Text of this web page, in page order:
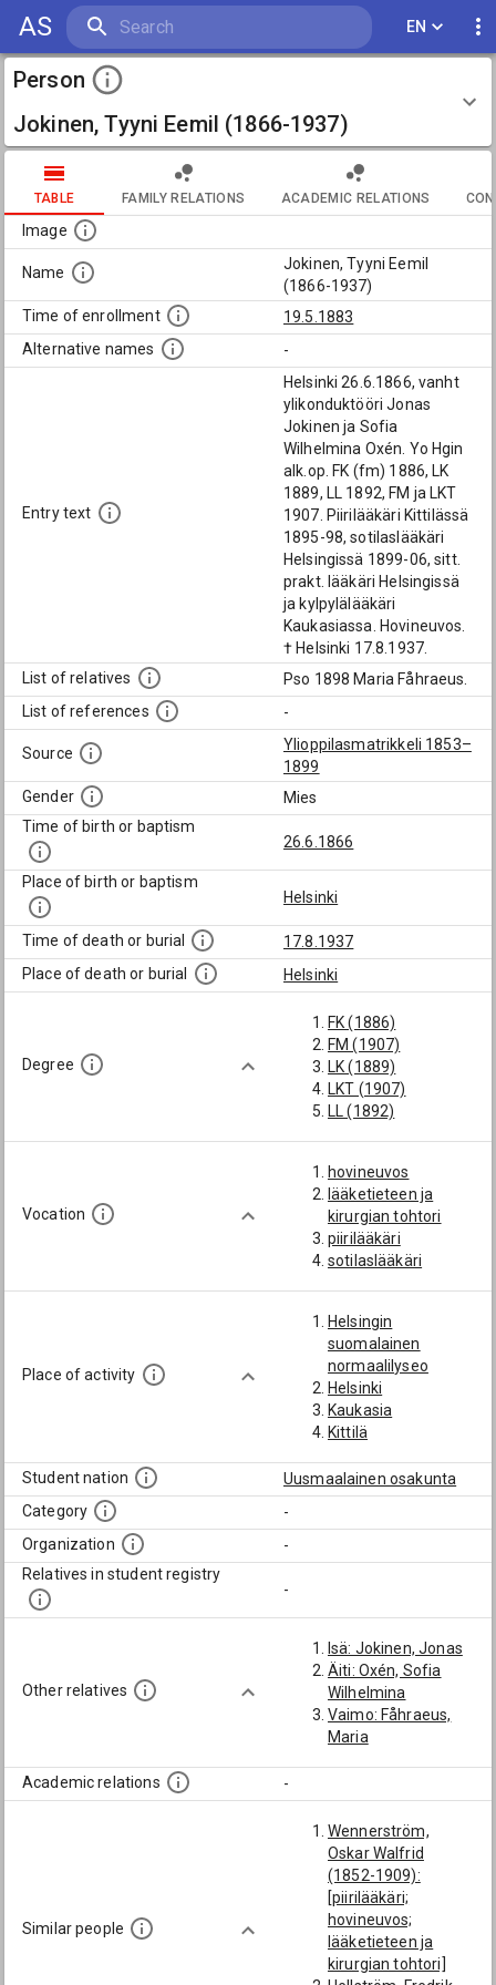
AS EN
Person
Jokinen, Tyyni Eemil (1866-1937)
TABLE FAMILY RELATIONS ACADEMIC RELATIONS
Image
Name
Jokinen, Tyyni Eemil
(1866-1937)
Time of enrollment
19.5.1883
Alternative names
-
Entry text
Helsinki 26.6.1866, vanht
ylikonduktööri Jonas
Jokinen ja Sofia
Wilhelmina Oxén. Yo Hgin
alk.op. FK (fm) 1886, LK
1889, LL 1892, FM ja LKT
1907. Piirilääkäri Kittilässä
1895-98, sotilaslääkäri
Helsingissä 1899-06, sitt.
prakt. lääkäri Helsingissä
ja kylpylälääkäri
Kaukasiassa. Hovineuvos.
† Helsinki 17.8.1937.
List of relatives
Pso 1898 Maria Fåhraeus.
List of references
-
Source
Ylioppilasmatrikkeli 1853–
1899
Gender
Mies
Time of birth or baptism
26.6.1866
Place of birth or baptism
Helsinki
Time of death or burial
17.8.1937
Place of death or burial
Helsinki
Degree
FK (1886)
FM (1907)
LK (1889)
LKT (1907)
LL (1892)
Vocation
hovineuvos
lääketieteen ja
kirurgian tohtori
piirilääkäri
sotilaslääkäri
Place of activity
Helsingin
suomalainen
normaalilyseo
Helsinki
Kaukasia
Kittilä
Student nation
Uusmaalainen osakunta
Category
-
Organization
-
Relatives in student registry
-
Other relatives
Isä: Jokinen, Jonas
Äiti: Oxén, Sofia
Wilhelmina
Vaimo: Fåhraeus,
Maria
Academic relations -
Similar people
Wennerström,
Oskar Walfrid
(1852-1909):
[piirilääkäri;
hovineuvos;
lääketieteen ja
kirurgian tohtori]